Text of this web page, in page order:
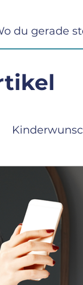
du gerade
&
&